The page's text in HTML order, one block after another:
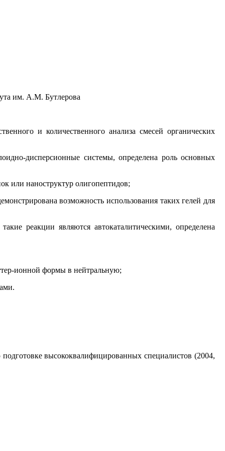
им. А.М. Бутлерова
и количественного анализа смесей органических
дисперсионные системы, определена роль основных
или наноструктур олигопептидов;
возможность использования таких гелей для
реакции являются автокаталитическими, определена
ионной формы в нейтральную;
высококвалифицированных специалистов (2004,